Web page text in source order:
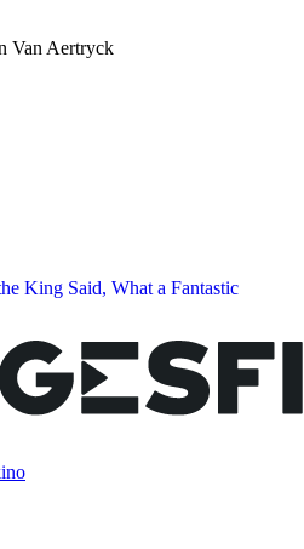
Van Aertryck
King Said, What a Fantastic